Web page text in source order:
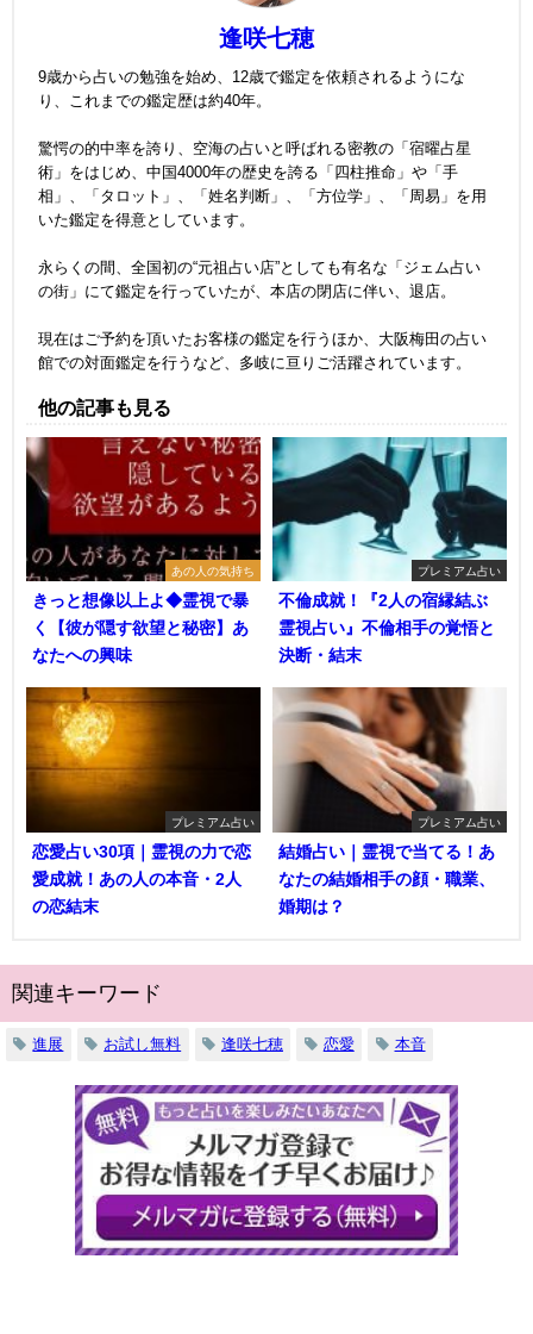
逢咲七穂
9歳から占いの勉強を始め、12歳で鑑定を依頼されるようにな
り、これまでの鑑定歴は約40年。
驚愕の的中率を誇り、空海の占いと呼ばれる密教の「宿曜占星
術」をはじめ、中国4000年の歴史を誇る「四柱推命」や「手
相」、「タロット」、「姓名判断」、「方位学」、「周易」を用
いた鑑定を得意としています。
永らくの間、全国初の“元祖占い店”としても有名な「ジェム占い
の街」にて鑑定を行っていたが、本店の閉店に伴い、退店。
現在はご予約を頂いたお客様の鑑定を行うほか、大阪梅田の占い
館での対面鑑定を行うなど、多岐に亘りご活躍されています。
他の記事も見る
あの人の気持ち
きっと想像以上よ◆霊視で暴
く【彼が隠す欲望と秘密】あ
なたへの興味
プレミアム占い
不倫成就！『2人の宿縁結ぶ
霊視占い』不倫相手の覚悟と
決断・結末
プレミアム占い
恋愛占い30項｜霊視の力で恋
愛成就！あの人の本音・2人
の恋結末
プレミアム占い
結婚占い｜霊視で当てる！あ
なたの結婚相手の顔・職業、
婚期は？
関連キーワード
進展 お試し無料 逢咲七穂 恋愛 本音